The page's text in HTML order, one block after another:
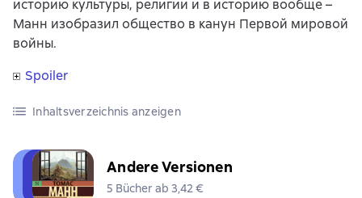
историю культуры, религии и в историю вообще –
Манн изобразил общество в канун Первой мировой
войны.
Spoiler
Inhaltsverzeichnis anzeigen
Andere Versionen
5 Bücher ab 3,42 €